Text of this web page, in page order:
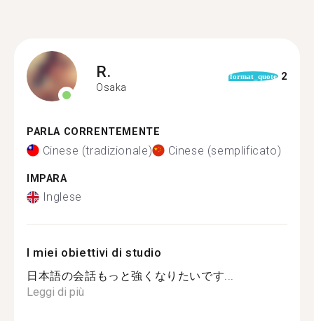
R.
Osaka
format_quote 2
PARLA CORRENTEMENTE
Cinese (tradizionale) Cinese (semplificato)
IMPARA
Inglese
I miei obiettivi di studio
日本語の会話もっと強くなりたいです...
Leggi di più